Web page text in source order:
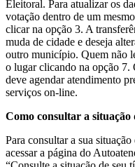
Eleitoral. Para atualizar os
votação dentro de um
clicar na opção 3. A
muda de cidade e deseja
outro município. Quem não
o lugar clicando na opção 7.
deve agendar atendimento
serviços on-line.
Como consultar a
Para consultar a sua
acessar a página do